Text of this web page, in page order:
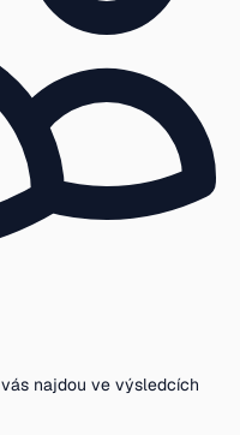
najdou ve výsledcích